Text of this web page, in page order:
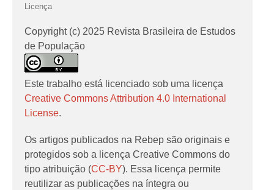
Licença
Copyright (c) 2025 Revista Brasileira de Estudos
de População
Este trabalho está licenciado sob uma licença
Creative Commons Attribution 4.0 International
License.
Os artigos publicados na Rebep são originais e
protegidos sob a licença Creative Commons do
tipo atribuição (CC-BY). Essa licença permite
reutilizar as publicações na íntegra ou